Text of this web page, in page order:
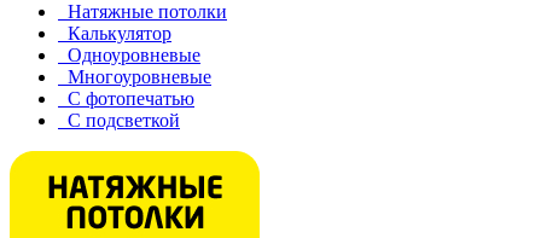
Натяжные потолки
Калькулятор
Одноуровневые
Многоуровневые
С фотопечатью
С подсветкой